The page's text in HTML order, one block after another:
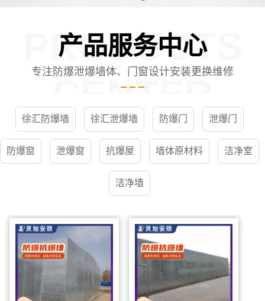
产品服务中心
PRODUCTS
CENTER
专注防爆泄爆墙体、门窗设计安装更换维修
徐汇防爆墙 徐汇泄爆墙 防爆门 泄爆门
防爆窗 泄爆窗 抗爆屋 墙体原材料 洁净室
洁净墙